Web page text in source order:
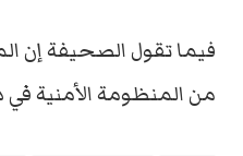
فيما تقول الصحيفة إن
من المنظومة الأمنية في